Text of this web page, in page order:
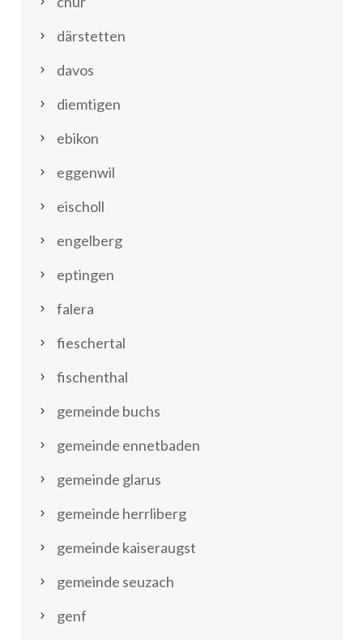
därstetten
davos
diemtigen
ebikon
eggenwil
eischoll
engelberg
eptingen
falera
fieschertal
fischenthal
gemeinde buchs
gemeinde ennetbaden
gemeinde glarus
gemeinde herrliberg
gemeinde kaiseraugst
gemeinde seuzach
genf